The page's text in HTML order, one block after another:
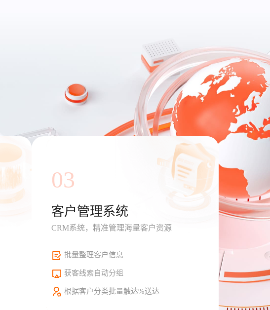
03
客户管理系统
CRM系统，精准管理海量客户资源
批量整理客户信息
获客线索自动分组
根据客户分类批量触达%送达